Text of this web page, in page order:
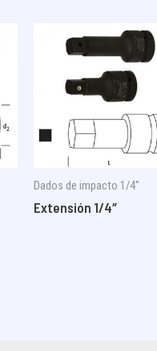
Dados de impacto 1/4"
Extensión 1/4″